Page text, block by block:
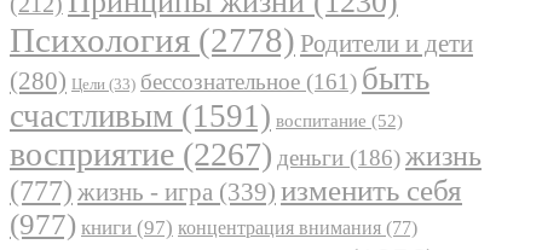
Психология (2778) Родители и дети
(280) Цели (33) бессознательное (161) быть
счастливым (1591) воспитание (52)
восприятие (2267) деньги (186)жизнь
(777) жизнь - игра (339) изменить себя
(977) книги (97) концентрация внимания (77)